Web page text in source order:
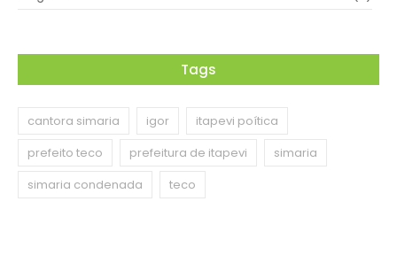
Tags
cantora simaria igor
itapevi poítica
prefeito teco
prefeitura de itapevi
simaria
simaria condenada
teco